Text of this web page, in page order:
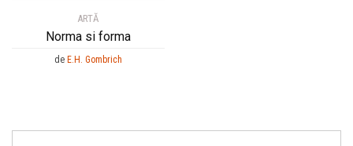
ARTĂ
Norma si forma
de E.H. Gombrich